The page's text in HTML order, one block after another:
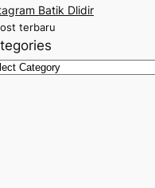
Batik Dlidir
terbaru